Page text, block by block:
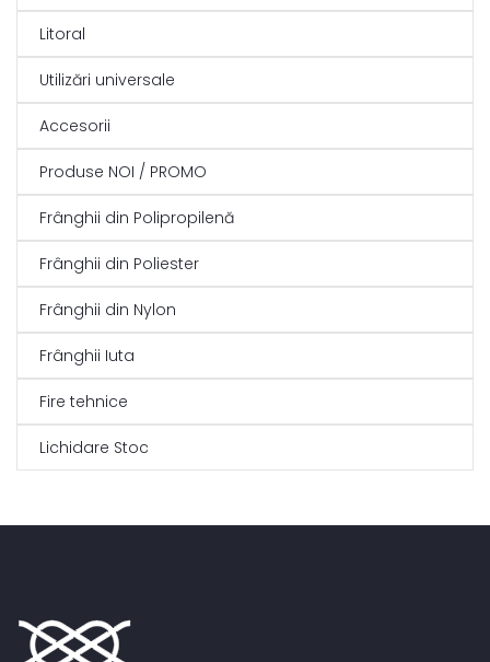
Litoral
Utilizări universale
Accesorii
Produse NOI / PROMO
Frânghii din Polipropilenă
Frânghii din Poliester
Frânghii din Nylon
Frânghii Iuta
Fire tehnice
Lichidare Stoc